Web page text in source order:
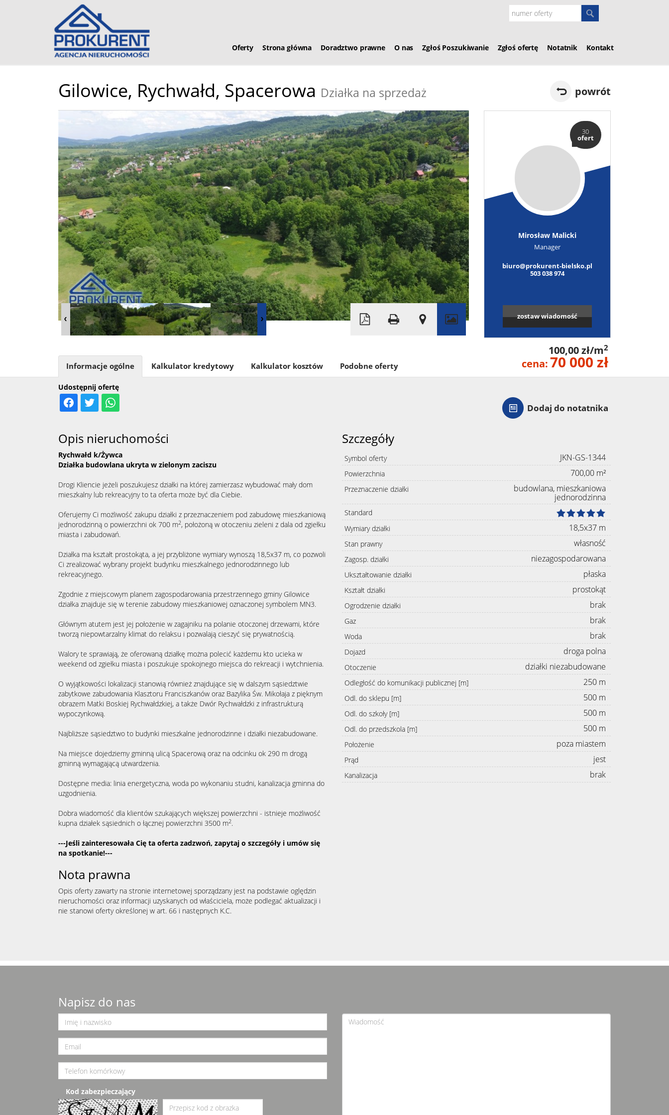
Oferty Strona główna Doradztwo prawne O nas Zgłoś Poszukiwanie Zgłoś ofertę Notatnik Kontakt
Gilowice, Rychwałd, Spacerowa Działka na sprzedaż powrót
−
Leaflet|© MapTiler ©OpenStreetMap contributors
30
ofert
Mirosław Malicki
Manager
biuro@prokurent-bielsko.pl
503 038 974
zostaw wiadomość
100,00 zł/m2
cena:70 000 zł
Dodaj do notatnika
Udostępnij ofertę
Informacje ogólne Kalkulator kredytowy Kalkulator kosztów Podobne oferty
Opis nieruchomości
Rychwałd k/Żywca
Działka budowlana ukryta w zielonym zaciszu
Drogi Kliencie jeżeli poszukujesz działki na której zamierzasz wybudować mały dom
mieszkalny lub rekreacyjny to ta oferta może być dla Ciebie.
Oferujemy Ci możliwość zakupu działki z przeznaczeniem pod zabudowę mieszkaniową
jednorodzinną o powierzchni ok 700 m2, położoną w otoczeniu zieleni z dala od zgiełku
miasta i zabudowań.
Działka ma kształt prostokąta, a jej przybliżone wymiary wynoszą 18,5x37 m, co pozwoli
Ci zrealizować wybrany projekt budynku mieszkalnego jednorodzinnego lub
rekreacyjnego.
Zgodnie z miejscowym planem zagospodarowania przestrzennego gminy Gilowice
działka znajduje się w terenie zabudowy mieszkaniowej oznaczonej symbolem MN3.
Głównym atutem jest jej położenie w zagajniku na polanie otoczonej drzewami, które
tworzą niepowtarzalny klimat do relaksu i pozwalają cieszyć się prywatnością.
Walory te sprawiają, że oferowaną działkę można polecić każdemu kto ucieka w
weekend od zgiełku miasta i poszukuje spokojnego miejsca do rekreacji i wytchnienia.
O wyjątkowości lokalizacji stanowią również znajdujące się w dalszym sąsiedztwie
zabytkowe zabudowania Klasztoru Franciszkanów oraz Bazylika Św. Mikołaja z pięknym
obrazem Matki Boskiej Rychwałdzkiej, a także Dwór Rychwałdzki z infrastrukturą
wypoczynkową.
Najbliższe sąsiedztwo to budynki mieszkalne jednorodzinne i działki niezabudowane.
Na miejsce dojedziemy gminną ulicą Spacerową oraz na odcinku ok 290 m drogą
gminną wymagającą utwardzenia.
Dostępne media: linia energetyczna, woda po wykonaniu studni, kanalizacja gminna do
uzgodnienia.
Dobra wiadomość dla klientów szukających większej powierzchni - istnieje możliwość
kupna działek sąsiednich o łącznej powierzchni 3500 m2.
---Jeśli zainteresowała Cię ta oferta zadzwoń, zapytaj o szczegóły i umów się
na spotkanie!---
Nota prawna
Opis oferty zawarty na stronie internetowej sporządzany jest na podstawie oględzin
nieruchomości oraz informacji uzyskanych od właściciela, może podlegać aktualizacji i
nie stanowi oferty określonej w art. 66 i następnych K.C.
Szczegóły
Symbol oferty JKN-GS-1344
Powierzchnia 700,00 m²
Przeznaczenie działki
budowlana, mieszkaniowa
jednorodzinna
Standard
Wymiary działki
18,5x37 m
Stan prawny własność
Zagosp. działki niezagospodarowana
Ukształtowanie działki płaska
Kształt działki prostokąt
Ogrodzenie działki brak
Gaz brak
Woda brak
Dojazd droga polna
Otoczenie działki niezabudowane
Odległość do komunikacji publicznej [m] 250 m
Odl. do sklepu [m] 500 m
Odl. do szkoły [m] 500 m
Odl. do przedszkola [m] 500 m
Położenie poza miastem
Prąd jest
Kanalizacja brak
Napisz do nas
Kod zabezpieczający